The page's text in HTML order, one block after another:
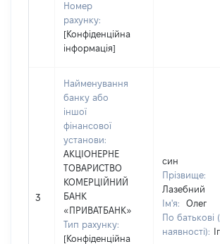
Номер
рахунку:
[Конфіденційна
інформація]
3
Найменування
банку або
іншої
фінансової
установи:
АКЦІОНЕРНЕ
ТОВАРИСТВО
КОМЕРЦІЙНИЙ
БАНК
«ПРИВАТБАНК»
Тип рахунку:
[Конфіденційна
син
Прізвище:
Лазебний
Ім'я:
Олег
По батькові
наявності):